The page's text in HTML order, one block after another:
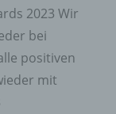
2023 Wir
bei
positiven
mit